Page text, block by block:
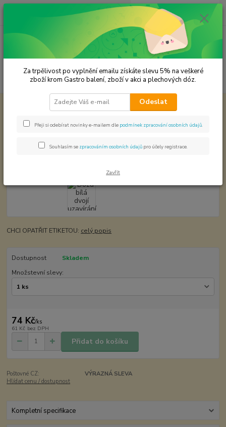
Menu
Hledat
ks
za 0,00 Kč
Plechové dózy - kořenky Dóza bílá dvojí uzavírání 0,652016,25
Dóza bílá dvojí uzavírání
0,652016,25
CHCI OPATŘIT ETIKETOU: celý popis
Dostupnost
Skladem
Množstevní slevy:
74 Kč/ks
61 Kč bez DPH
Přidat do košíku
Poštovné CZ:
VÝRAZNÁ SLEVA
Hlídat cenu / dostupnost
Kompletní specifikace
Za trpělivost po vyplnění emailu získáte slevu 5% na veškeré
zboží krom Gastro balení, zboží v akci a plechových dóz.
Odeslat
Přeji si odebírat novinky e-mailem dle podmínek zpracování osobních údajů
Souhlasím se zpracováním osobních údajů pro účely registrace.
Zavřít